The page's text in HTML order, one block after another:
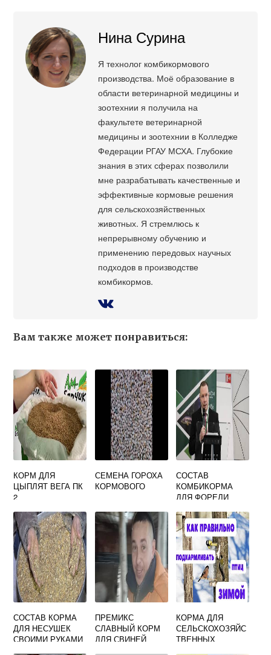
Нина Сурина
Я технолог комбикормового
производства. Моё образование в
области ветеринарной медицины и
зоотехнии я получила на
факультете ветеринарной
медицины и зоотехнии в Колледже
Федерации РГАУ МСХА. Глубокие
знания в этих сферах позволили
мне разрабатывать качественные и
эффективные кормовые решения
для сельскохозяйственных
животных. Я стремлюсь к
непрерывному обучению и
применению передовых научных
подходов в производстве
комбикормов.
Вам также может понравиться:
КОРМ ДЛЯ
ЦЫПЛЯТ ВЕГА ПК
2
СЕМЕНА ГОРОХА
КОРМОВОГО
СОСТАВ
КОМБИКОРМА
ДЛЯ ФОРЕЛИ
СОСТАВ КОРМА
ДЛЯ НЕСУШЕК
СВОИМИ РУКАМИ
ПРЕМИКС
СЛАВНЫЙ КОРМ
ДЛЯ СВИНЕЙ
КОРМА ДЛЯ
СЕЛЬСКОХОЗЯЙС
ТВЕННЫХ